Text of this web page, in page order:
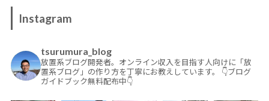
Instagram
tsurumura_blog
放置系ブログ開発者。オンライン収入を目指す人向けに「放
置系ブログ」の作り方を丁寧にお教えしています。
👇ブログ
ガイドブック無料配布中👇